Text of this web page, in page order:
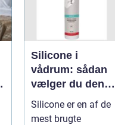
Silicone i
vådrum: sådan
vælger du den
rigtige
fugemasse
Silicone er en af de
mest brugte